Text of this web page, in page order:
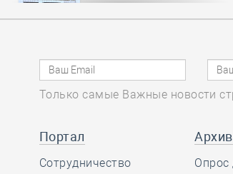
саморегуляторы
понесли
авансы, неотработанные
обанкротившимся членом СРО
В Минстрое России
обсудили
Только самые Важные новости
Портал
Сотрудничество
Архив
Опрос